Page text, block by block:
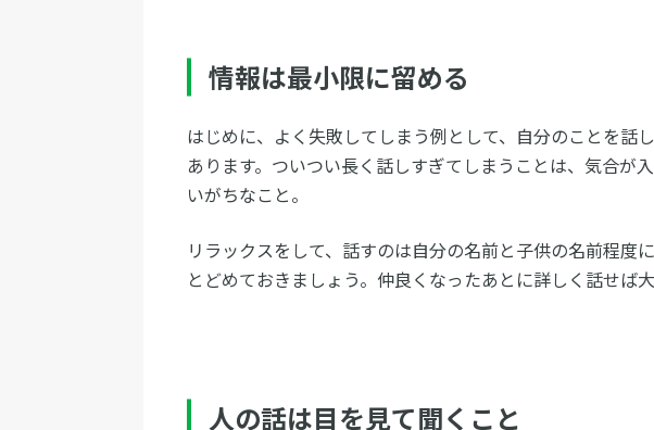
情報は最小限に留める
はじめに、よく失敗してしまう例として、自分のことを話
あります。ついつい長く話しすぎてしまうことは、気合が
いがちなこと。
リラックスをして、話すのは自分の名前と子供の名前程度
とどめておきましょう。仲良くなったあとに詳しく話せば大
人の話は目を見て聞くこと